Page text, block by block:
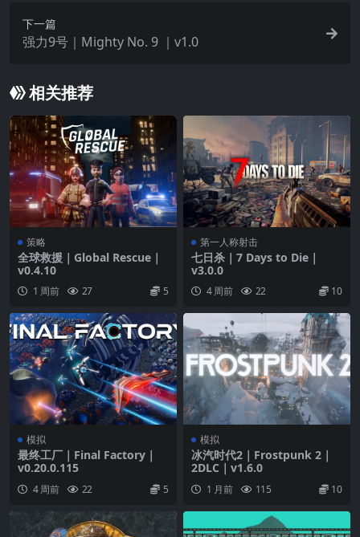
下一篇
强力9号｜Mighty No. 9 ｜v1.0
相关推荐
策略
全球救援｜Global Rescue｜
v0.4.10
1 周前 27 5
第一人称射击
七日杀｜7 Days to Die｜
v3.0.0
4 周前 22 10
模拟
最终工厂｜Final Factory｜
v0.20.0.115
4 周前 22 5
模拟
冰汽时代2｜Frostpunk 2｜
2DLC｜v1.6.0
1 月前 115 10